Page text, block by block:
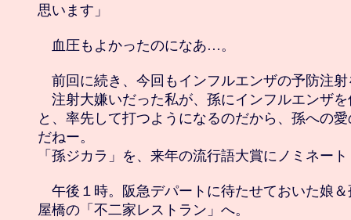
思います」
血圧もよかったのになあ…。
前回に続き、今回もインフルエンザの予防注
注射大嫌いだった私が、孫にインフルエンザ
と、率先して打つようになるのだから、孫への
だねー。
「孫ジカラ」を、来年の流行語大賞にノミネー
午後１時。阪急デパートに待たせておいた娘
屋橋の「不二家レストラン」へ。